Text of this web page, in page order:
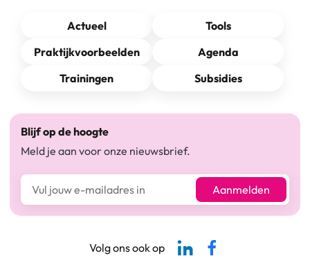
Actueel
Tools
Praktijkvoorbeelden
Agenda
Trainingen
Subsidies
Blijf op de hoogte
Meld je aan voor onze nieuwsbrief.
E-mailadres* Aanmelden
Volg ons ook op
Linkedin-pagina SBCM
Facebook SBCM